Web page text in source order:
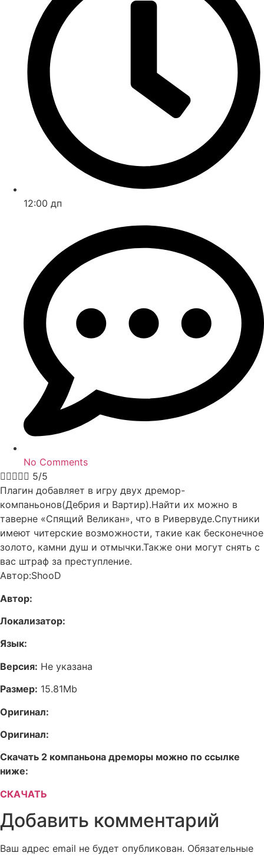
12:00 дп
No Comments
 5/5
Плагин добавляет в игру двух дремор-
компаньонов(Дебрия и Вартир).Найти их можно в
таверне «Спящий Великан», что в Ривервуде.Спутники
имеют читерские возможности, такие как бесконечное
золото, камни душ и отмычки.Также они могут снять с
вас штраф за преступление.
Автор:ShooD
Автор:
Локализатор:
Язык:
Версия: Не указана
Размер: 15.81Mb
Оригинал:
Оригинал:
Скачать 2 компаньона дреморы можно по ссылке
ниже:
СКАЧАТЬ
Добавить комментарий
Ваш адрес email не будет опубликован. Обязательные